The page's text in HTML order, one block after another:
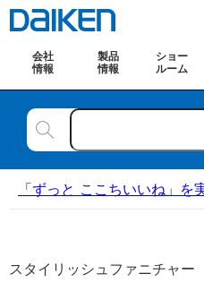
会社
情報
製品
情報
ショー
ルーム
「ずっと ここちいいね」
スタイリッシュファニチャー